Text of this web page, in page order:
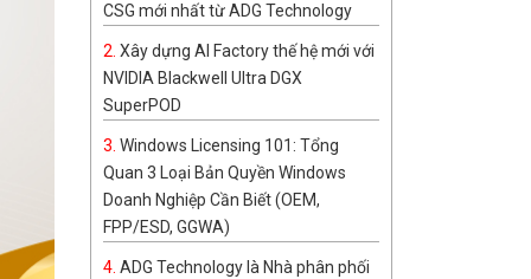
CSG mới nhất từ ADG Technology
Xây dựng AI Factory thế hệ mới với
NVIDIA Blackwell Ultra DGX
SuperPOD
Windows Licensing 101: Tổng
Quan 3 Loại Bản Quyền Windows
Doanh Nghiệp Cần Biết (OEM,
FPP/ESD, GGWA)
ADG Technology là Nhà phân phối